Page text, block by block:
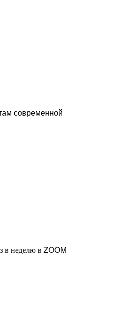
современной
в неделю в ZOOM